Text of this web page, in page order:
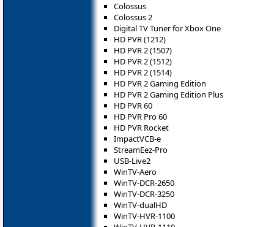
Colossus
Colossus 2
Digital TV Tuner for Xbox One
HD PVR (1212)
HD PVR 2 (1507)
HD PVR 2 (1512)
HD PVR 2 (1514)
HD PVR 2 Gaming Edition
HD PVR 2 Gaming Edition Plus
HD PVR 60
HD PVR Pro 60
HD PVR Rocket
ImpactVCB-e
StreamEez-Pro
USB-Live2
WinTV-Aero
WinTV-DCR-2650
WinTV-DCR-3250
WinTV-dualHD
WinTV-HVR-1100